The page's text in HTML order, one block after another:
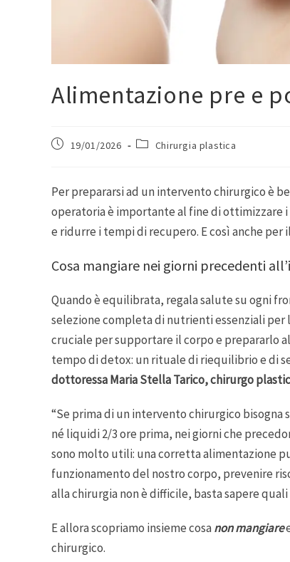
Alimentazione pre e
19/01/2026 Chirurgia plastica
Per prepararsi ad un intervento chirurgico è
operatoria è importante al fine di ottimizzare
e ridurre i tempi di recupero. E così anche
Cosa mangiare nei giorni precedenti
Quando è equilibrata, regala salute su ogni
selezione completa di nutrienti essenziali
cruciale per supportare il corpo e prepararlo
tempo di detox: un rituale di riequilibrio e di
dottoressa Maria Stella Tarico, chirurgo
“Se prima di un intervento chirurgico
né liquidi 2/3 ore prima, nei giorni che
sono molto utili: una corretta alimentazione
funzionamento del nostro corpo, prevenire
alla chirurgia non è difficile, basta sapere
E allora scopriamo insieme cosanon mangiare
chirurgico.